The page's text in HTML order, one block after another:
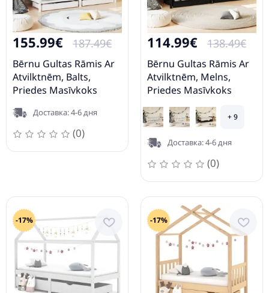
155.99€ 187.49€
Bērnu Gultas Rāmis Ar
Atvilktnēm, Balts,
Priedes Masīvkoks
Доставка: 4-6 дня
(0)
114.99€ 138.49€
Bērnu Gultas Rāmis Ar
Atvilktnēm, Melns,
Priedes Masīvkoks
+ 9
Доставка: 4-6 дня
(0)
-17% -17%